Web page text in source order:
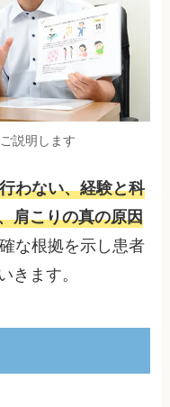
説明します
わない、経験と科
肩こりの真の原因
な根拠を示し患者
きます。